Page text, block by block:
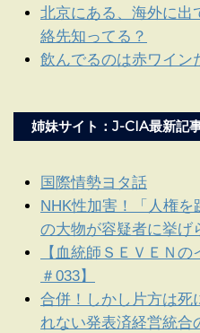
北京にある、海外に出
絡先知ってる？
飲んでるのは赤ワイン
姉妹サイト：J-CIA最新記
国際情勢ヨタ話
NHK性加害！「人権
の大物が容疑者に挙げ
【血統師ＳＥＶＥＮ
＃033】
合併！しかし片方は死
れない発表済経営統合